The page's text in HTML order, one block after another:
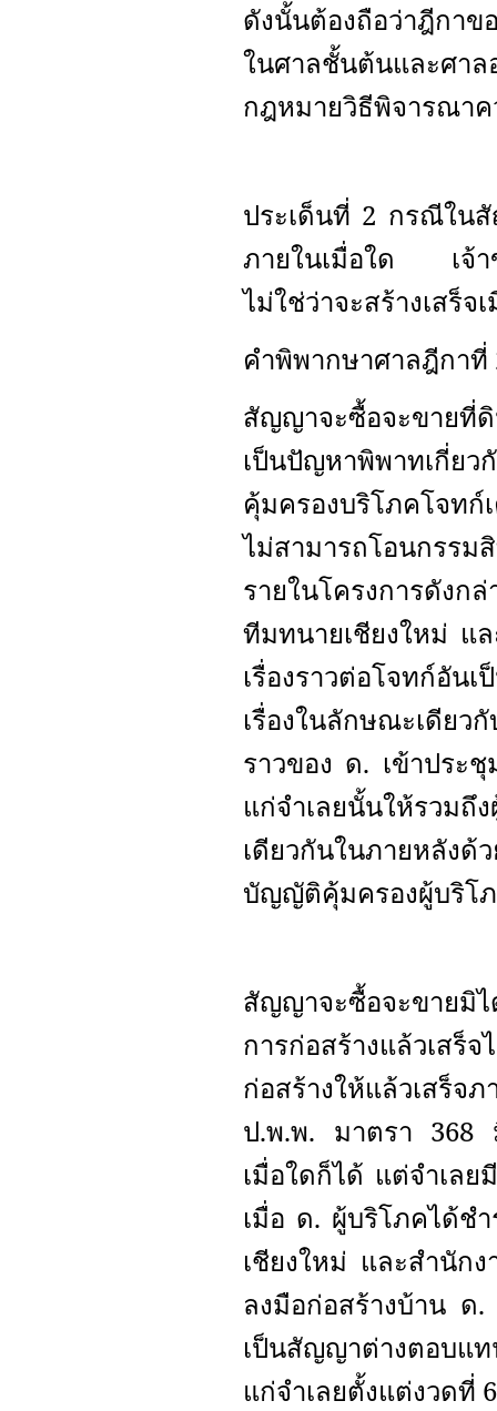
ดังนั้นต้องถือว่าฎีกาข
ในศาลชั้นต้นและศ
กฎหมายวิธีพิจารณาค
ประเด็นที่ 2 กรณีในสั
ภายในเมื่อใด เจ้าข
ไม่ใช่ว่าจะสร้างเสร็จ
คำพิพากษาศาลฎีกาที่
สัญญาจะซื้อจะขายที่
เป็นปัญหาพิพาทเกี่ย
คุ้มครองบริโภคโจทก์
ไม่สามารถโอนกรร
รายในโครงการดังก
ทีมทนายเชียงใหม่ แ
เรื่องราวต่อโจทก์อั
เรื่องในลักษณะเดีย
ราวของ ด. เข้าประ
แก่จำเลยนั้นให้รวมถึ
เดียวกันในภายหลัง
บัญญัติคุ้มครองผู้บริโภ
สัญญาจะซื้อจะขายมิไ
การก่อสร้างแล้วเสร็
ก่อสร้างให้แล้วเสร็จ
ป.พ.พ. มาตรา 368 มิ
เมื่อใดก็ได้ แต่จำเล
เมื่อ ด. ผู้บริโภคได้ช
เชียงใหม่ และสำนัก
ลงมือก่อสร้างบ้าน ด.
เป็นสัญญาต่างตอบแท
แก่จำเลยตั้งแต่งวดที่